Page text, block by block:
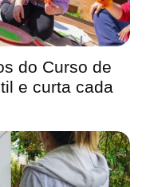
do Curso de
e curta cada